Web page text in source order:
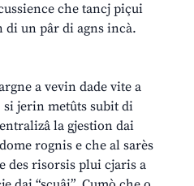
che tancj piçui
di un pâr di agns incà.
a vevin dade vite a
si jerin metûts subit di
la gjestion dai
rognis e che al sarès
des risorsis plui cjaris a